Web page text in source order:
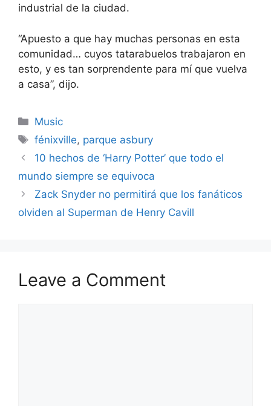
industrial de la ciudad.
“Apuesto a que hay muchas personas en esta
comunidad… cuyos tatarabuelos trabajaron en
esto, y es tan sorprendente para mí que vuelva
a casa”, dijo.
Categories
Music
Tags
fénixville, parque asbury
10 hechos de ‘Harry Potter’ que todo el
mundo siempre se equivoca
Zack Snyder no permitirá que los fanáticos
olviden al Superman de Henry Cavill
Leave a Comment